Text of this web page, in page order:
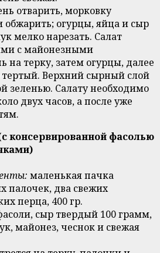
отварить, морковку
обжарить; огурцы, яйца и сыр
мелко нарезать. Салат
с майонезными
на терку, затем огурцы, далее
Верхний сырный слой
зеленью. Салату необходимо
двух часов, а после уже
консервированной фасолью
маленькая пачка
палочек, два свежих
перца, 400 гр.
сыр твердый 100 грамм,
майонез, чеснок и свежая